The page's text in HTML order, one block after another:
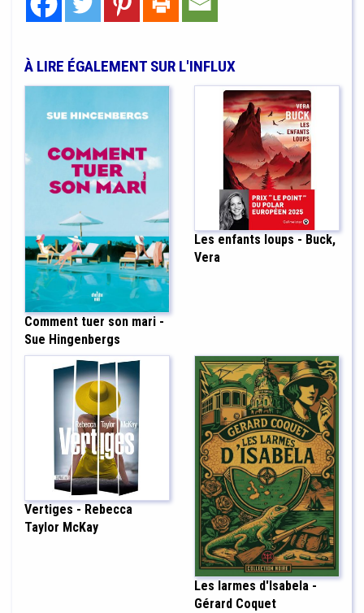
À LIRE ÉGALEMENT SUR L'INFLUX
Comment tuer son mari -
Sue Hingenbergs
Les enfants loups - Buck,
Vera
Vertiges - Rebecca
Taylor McKay
Les larmes d'Isabela -
Gérard Coquet